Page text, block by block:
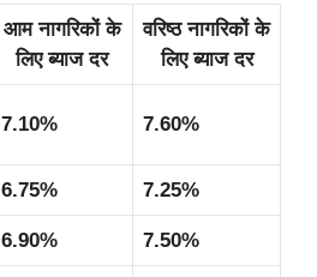
आम नागरिकों के
लिए ब्याज दर
वरिष्ठ नागरिकों के
लिए ब्याज दर
7.10% 7.60%
6.75% 7.25%
6.90% 7.50%